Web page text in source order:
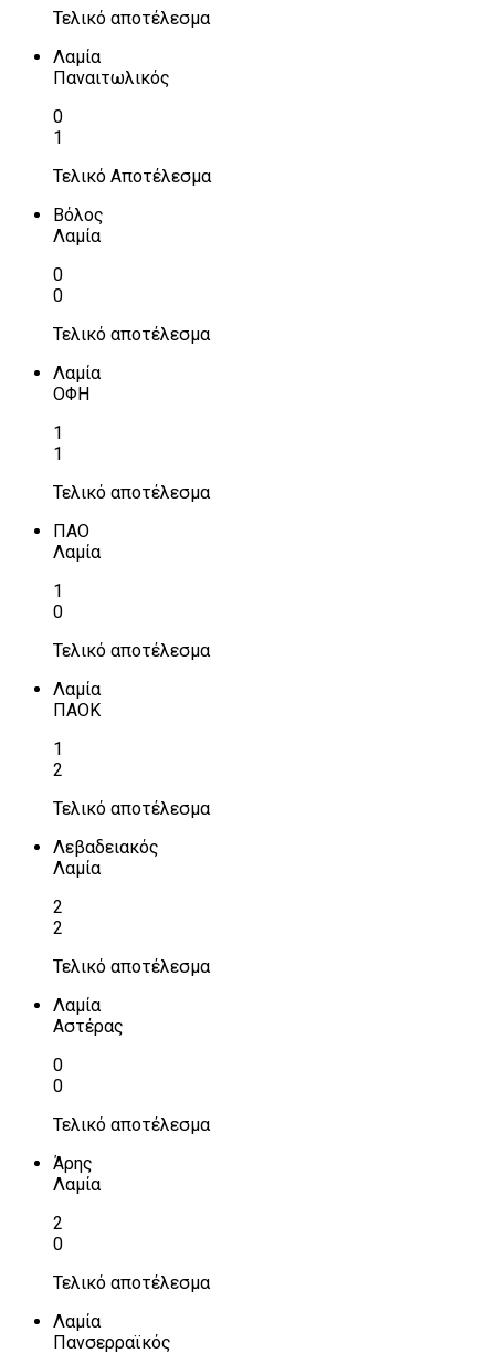
Τελικό αποτέλεσμα
Λαμία
Παναιτωλικός
0
1
Τελικό Αποτέλεσμα
Βόλος
Λαμία
0
0
Τελικό αποτέλεσμα
Λαμία
ΟΦΗ
1
1
Τελικό αποτέλεσμα
ΠΑΟ
Λαμία
1
0
Τελικό αποτέλεσμα
Λαμία
ΠΑΟΚ
1
2
Τελικό αποτέλεσμα
Λεβαδειακός
Λαμία
2
2
Τελικό αποτέλεσμα
Λαμία
Αστέρας
0
0
Τελικό αποτέλεσμα
Άρης
Λαμία
2
0
Τελικό αποτέλεσμα
Λαμία
Πανσερραϊκός